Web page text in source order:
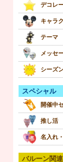
デコレ
キャラ
テーマ
メッセ
シーズ
スペシャル
開催中
推し活
名入れ
バルーン関